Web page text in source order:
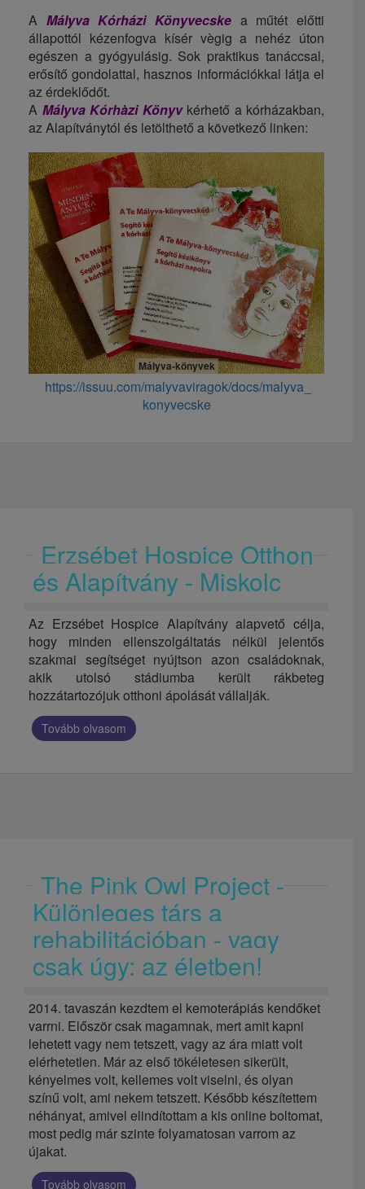
A Mályva Kórházi Könyvecske a műtét előtti
állapottól kézenfogva kísér vègig a nehéz úton
egészen a gyógyulásig. Sok praktikus tanáccsal,
erősítő gondolattal, hasznos információkkal látja el
az érdeklődőt.
A Mályva Kórhàzi Könyvkérhető a kórházakban,
az Alapítványtól és letölthető a következő linken:
Mályva-könyvek
https://issuu.com/malyvaviragok/docs/malyva_
konyvecske
Erzsébet Hospice Otthon
és Alapítvány - Miskolc
Az Erzsébet Hospice Alapítvány alapvető célja,
hogy minden ellenszolgáltatás nélkül jelentős
szakmai segítséget nyújtson azon családoknak,
akik utolsó stádiumba került rákbeteg
hozzátartozójuk otthoni ápolását vállalják.
Tovább olvasom
The Pink Owl Project -
Különleges társ a
rehabilitációban - vagy
csak úgy: az életben!
2014. tavaszán kezdtem el kemoterápiás kendőket
varrni. Először csak magamnak, mert amit kapni
lehetett vagy nem tetszett, vagy az ára miatt volt
elérhetetlen. Már az első tökéletesen sikerült,
kényelmes volt, kellemes volt viselni, és olyan
színű volt, ami nekem tetszett. Később készítettem
néhányat, amivel elindítottam a kis online boltomat,
most pedig már szinte folyamatosan varrom az
újakat.
Tovább olvasom